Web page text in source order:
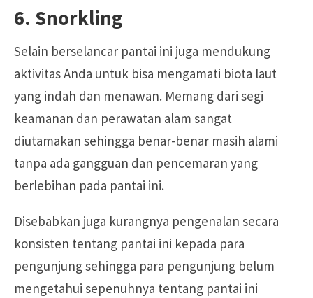
6. Snorkling
Selain berselancar pantai ini juga mendukung
aktivitas Anda untuk bisa mengamati biota laut
yang indah dan menawan. Memang dari segi
keamanan dan perawatan alam sangat
diutamakan sehingga benar-benar masih alami
tanpa ada gangguan dan pencemaran yang
berlebihan pada pantai ini.
Disebabkan juga kurangnya pengenalan secara
konsisten tentang pantai ini kepada para
pengunjung sehingga para pengunjung belum
mengetahui sepenuhnya tentang pantai ini